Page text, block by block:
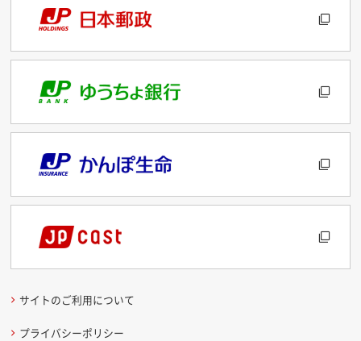
サイトのご利用について
プライバシーポリシー